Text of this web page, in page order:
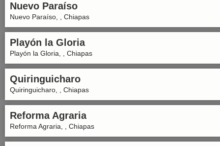
Nuevo Paraíso
Nuevo Paraíso, , Chiapas
Playón la Gloria
Playón la Gloria, , Chiapas
Quiringuicharo
Quiringuicharo, , Chiapas
Reforma Agraria
Reforma Agraria, , Chiapas